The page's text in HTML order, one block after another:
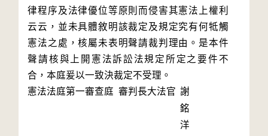
律程序及法律優位等原則而侵害其憲法上權利
云云，並未具體敘明該裁定及規定究有何牴觸
憲法之處，核屬未表明聲請裁判理由。是本件
聲請核與上開憲法訴訟法規定所定之要件不
合，本庭爰以一致決裁定不受理。
憲法法庭第一審查庭 審判長大法官 謝
銘
洋